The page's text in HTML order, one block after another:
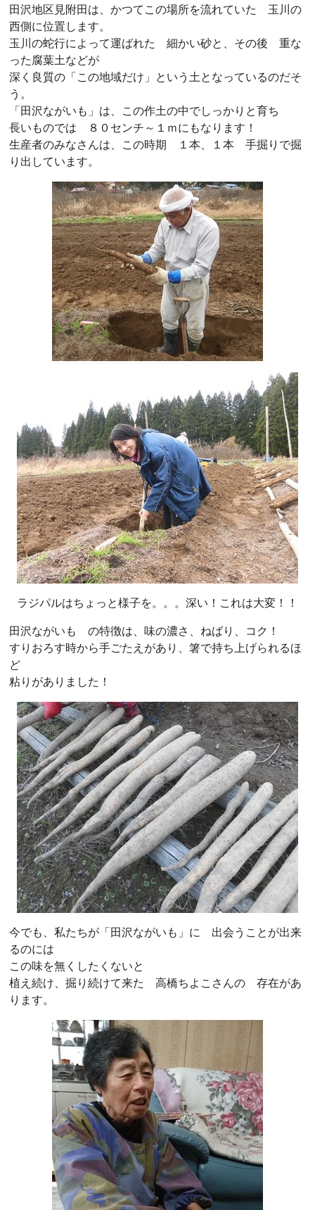
田沢地区見附田は、かつてこの場所を流れていた 玉川の
西側に位置します。
玉川の蛇行によって運ばれた 細かい砂と、その後 重な
った腐葉土などが
深く良質の「この地域だけ」という土となっているのだそ
う。
「田沢ながいも」は、この作土の中でしっかりと育ち
長いものでは ８０センチ～１ｍにもなります！
生産者のみなさんは、この時期 １本、１本 手掘りで掘
り出しています。
ラジパルはちょっと様子を。。。深い！これは大変！！
田沢ながいも の特徴は、味の濃さ、ねばり、コク！
すりおろす時から手ごたえがあり、箸で持ち上げられるほ
ど
粘りがありました！
今でも、私たちが「田沢ながいも」に 出会うことが出来
るのには
この味を無くしたくないと
植え続け、掘り続けて来た 高橋ちよこさんの 存在があ
ります。